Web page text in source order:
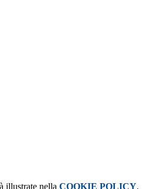
illustrate nella COOKIE POLICY.